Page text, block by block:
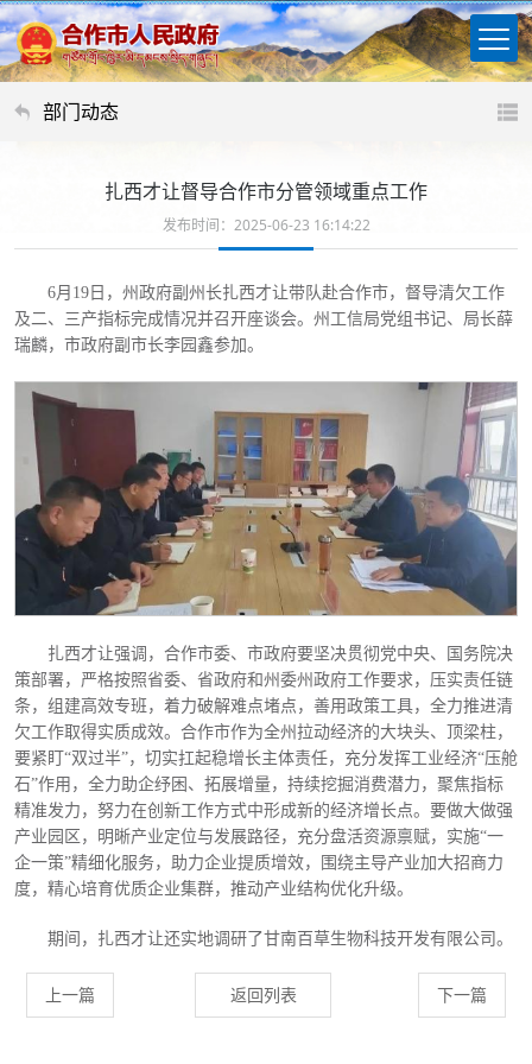
部门动态
扎西才让督导合作市分管领域重点工作
发布时间：2025-06-23 16:14:22
6月19日，州政府副州长扎西才让带队赴合作市，督导清欠工作
及二、三产指标完成情况并召开座谈会。州工信局党组书记、局长薛
瑞麟，市政府副市长李园鑫参加。
扎西才让强调，合作市委、市政府要坚决贯彻党中央、国务院决
策部署，严格按照省委、省政府和州委州政府工作要求，压实责任链
条，组建高效专班，着力破解难点堵点，善用政策工具，全力推进清
欠工作取得实质成效。合作市作为全州拉动经济的大块头、顶梁柱，
要紧盯 “双过半”，切实扛起稳增长主体责任，充分发挥工业经济“压舱
石”作用，全力助企纾困、拓展增量，持续挖掘消费潜力，聚焦指标
精准发力，努力在创新工作方式中形成新的经济增长点。要做大做强
产业园区，明晰产业定位与发展路径，充分盘活资源禀赋，实施“一
企一策”精细化服务，助力企业提质增效，围绕主导产业加大招商力
度，精心培育优质企业集群，推动产业结构优化升级。
期间，扎西才让还实地调研了甘南百草生物科技开发有限公司。
上一篇 返回列表 下一篇